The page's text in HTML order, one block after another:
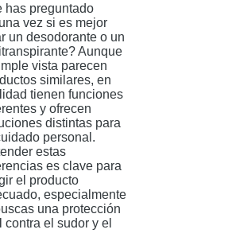
has preguntado
vez si es mejor
un desodorante o un
Aunque
vista parecen
similares, en
tienen funciones
y ofrecen
distintas para
personal.
estas
es clave para
el producto
especialmente
una protección
contra el sudor y el